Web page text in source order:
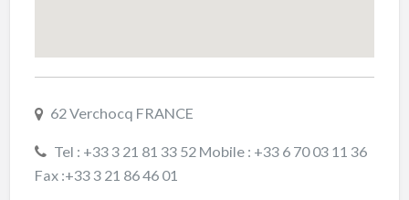
62 Verchocq FRANCE
Tel : +33 3 21 81 33 52 Mobile : +33 6 70 03 11 36
Fax :+33 3 21 86 46 01